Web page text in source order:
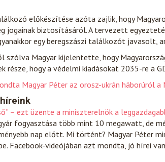
előkészítése azóta zajlik, hogy
jogainak biztosításáról. A tervezett
egy beregszászi találkozót
szólva Magyar kijelentette, hogy
része, hogy a védelmi kiadásokat 2035-re a
Magyar Péter az orosz-ukrán háborúról a
– ezt üzente a miniszterelnök a
fogyasztása több mint 10 megawatt, de
nap előtt. Mi történt? Magyar Péter
Facebook-videójában azt mondta, jó hírei